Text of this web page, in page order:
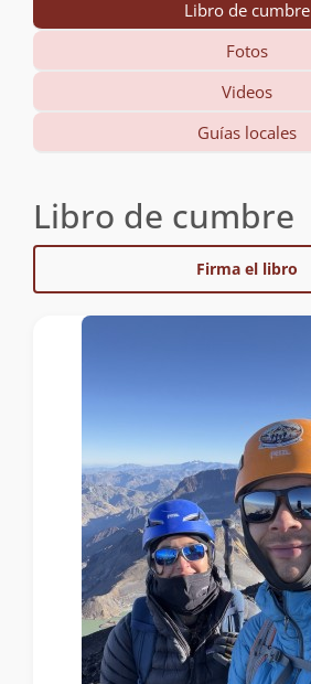
Libro de cumbre
Fotos
Videos
Guías locales
Libro de cumbre
Firma el libro